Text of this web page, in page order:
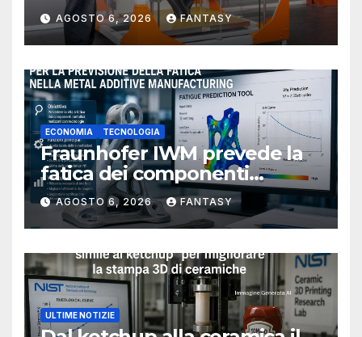
AGOSTO 6, 2026 FANTASY
ECONOMIA TECNOLOGIA
Fraunhofer IWM prevede la
fatica dei componenti
metallici stampati in 3D
AGOSTO 6, 2026 FANTASY
ULTIME NOTIZIE